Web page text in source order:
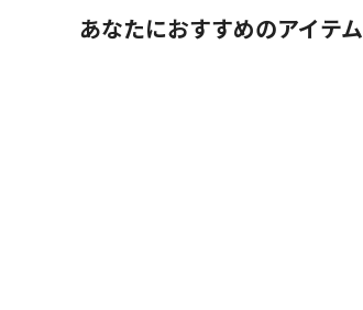
あなたにおすすめのアイテム